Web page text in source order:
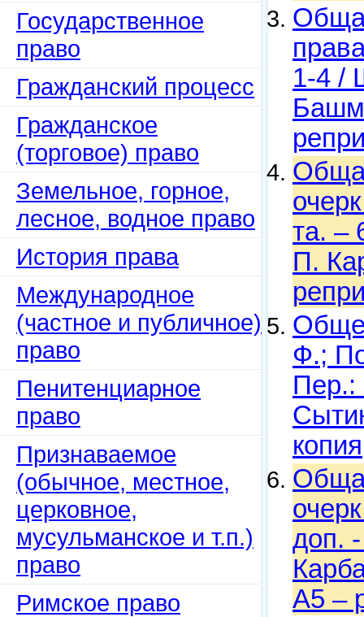
Государственное
право
Гражданский процесс
Гражданское
(торговое) право
Земельное, горное,
лесное, водное право
История права
Международное
(частное и публичное)
право
Пенитенциарное
право
Признаваемое
(обычное, местное,
церковное,
мусульманское и т.п.)
право
Римское право
1-4 /
та. –
П.
Ф.;
Пер.:
копия
доп.
A5 –